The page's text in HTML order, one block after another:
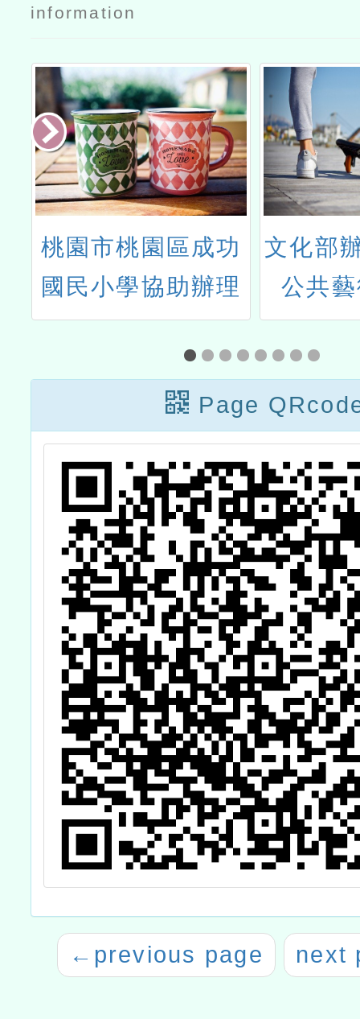
information
桃園市桃園區成功
國民小學協助辦理
「桃園慈護宮酬恩
五朝圓醮盛會書法
比賽」
文化部
公共
習」及
實地參
Page
← previous page next